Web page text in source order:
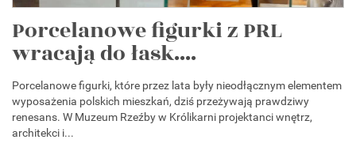
Porcelanowe figurki z PRL
wracają do łask....
Porcelanowe figurki, które przez lata były nieodłącznym elementem
wyposażenia polskich mieszkań, dziś przeżywają prawdziwy
renesans. W Muzeum Rzeźby w Królikarni projektanci wnętrz,
architekci i...